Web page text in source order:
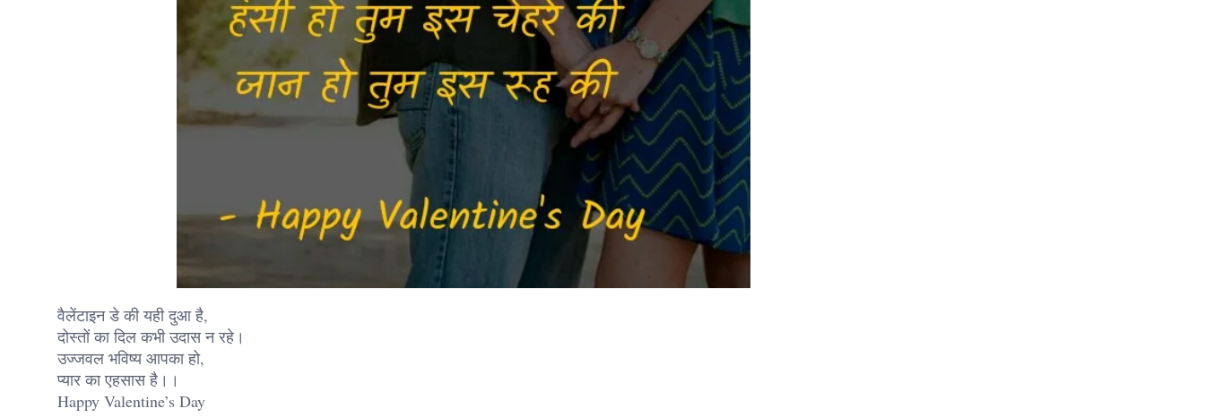
वैलेंटाइन डे की यही दुआ है,
दोस्तों का दिल कभी उदास न रहे।
उज्जवल भविष्य आपका हो,
प्यार का एहसास है।।
Happy Valentine’s Day